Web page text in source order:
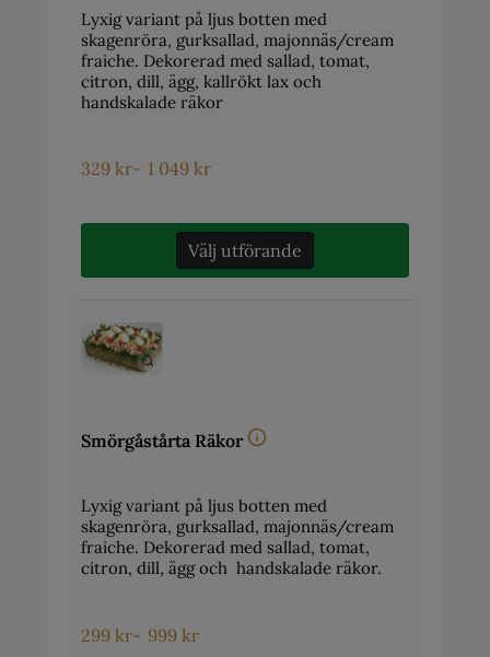
Lyxig variant på ljus botten med
skagenröra, gurksallad, majonnäs/cream
fraiche. Dekorerad med sallad, tomat,
citron, dill, ägg, kallrökt lax och
handskalade räkor
329 kr- 1 049 kr
Välj utförande
Smörgåstårta Räkor
Lyxig variant på ljus botten med
skagenröra, gurksallad, majonnäs/cream
fraiche. Dekorerad med sallad, tomat,
citron, dill, ägg och handskalade räkor.
299 kr- 999 kr